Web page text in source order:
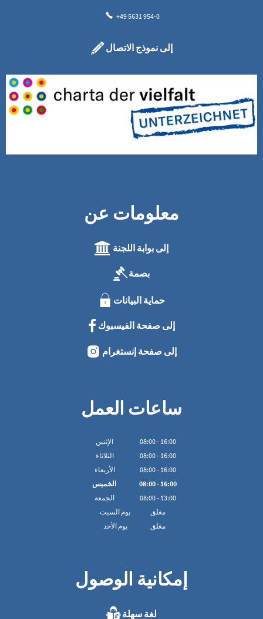
+49 5631 954-0
إلى نموذج الاتصال
معلومات عن
إلى بوابة اللجنة
بصمة
حماية البيانات
إلى صفحة الفيسبوك
إلى صفحة إنستغرام
ساعات العمل
الإثنين 08:00- 16:00
الثلاثاء
08:00- 16:00
الأربعاء
08:00- 16:00
الخميس
08:00- 16:00
الجمعة
08:00- 13:00
يوم السبت
مغلق
يوم الأحد
مغلق
إمكانية الوصول
لغة سهلة